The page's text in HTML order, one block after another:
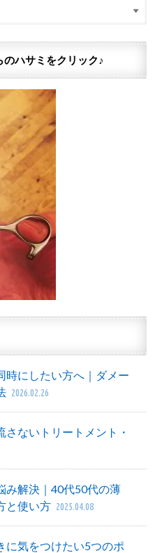
ハサミをクリック♪
時にしたい方へ｜ダメー
2026.02.26
ないトリートメント・
み解決｜40代50代の薄
と使い方 2025.04.08
に気をつけたい5つのポ